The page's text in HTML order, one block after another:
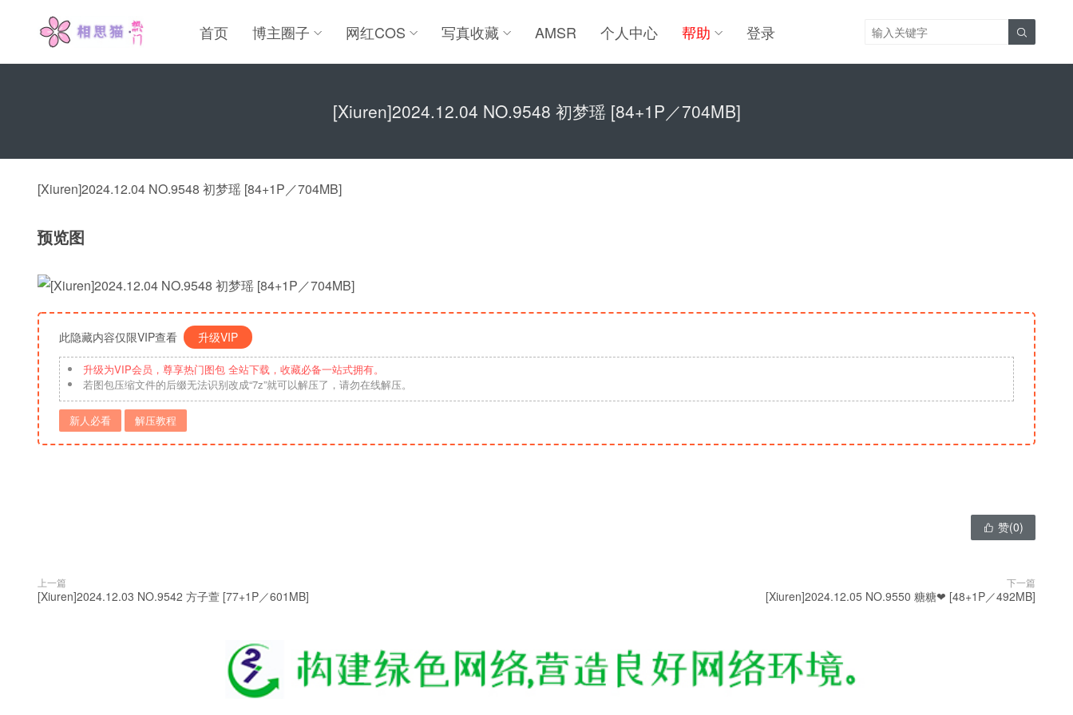
首页 博主圈子 网红COS 写真收藏 AMSR 个人中心 帮助 登录 
[Xiuren]2024.12.04 NO.9548 初梦瑶 [84+1P／704MB]
[Xiuren]2024.12.04 NO.9548 初梦瑶 [84+1P／704MB]
预览图
此隐藏内容仅限VIP查看 升级VIP
升级为VIP会员，尊享热门图包 全站下载，收藏必备一站式拥有。
若图包压缩文件的后缀无法识别改成“7z”就可以解压了，请勿在线解压。
新人必看 解压教程
 赞(0)
上一篇
[Xiuren]2024.12.03 NO.9542 方子萱 [77+1P／601MB]
下一篇
[Xiuren]2024.12.05 NO.9550 糖糖❤ [48+1P／492MB]